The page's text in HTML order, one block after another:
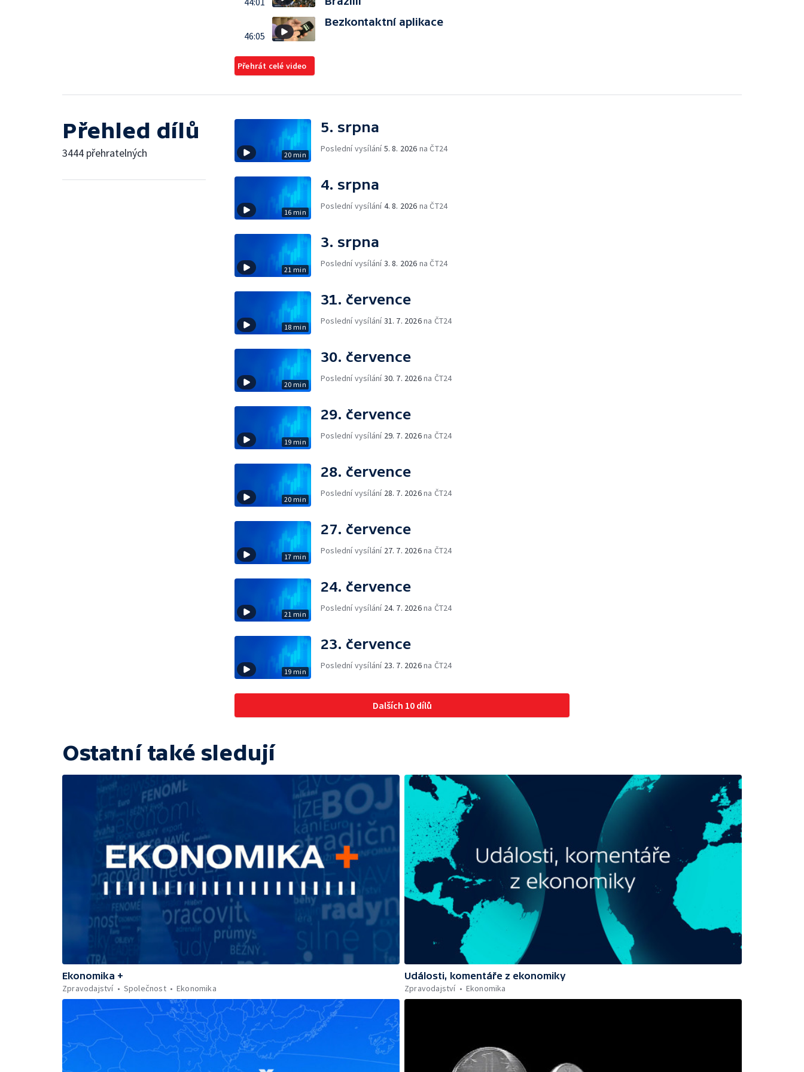
46:05
Bezkontaktní aplikace
Přehrát celé video
Přehled dílů
3444 přehratelných 20 min
5. srpna
Poslední vysílání5. 8. 2026 na ČT24
16 min
4. srpna
Poslední vysílání4. 8. 2026 na ČT24
21 min
3. srpna
Poslední vysílání3. 8. 2026 na ČT24
18 min
31. července
Poslední vysílání31. 7. 2026na ČT24
20 min
30. července
Poslední vysílání30. 7. 2026na ČT24
19 min
29. července
Poslední vysílání 29. 7. 2026na ČT24
20 min
28. července
Poslední vysílání 28. 7. 2026na ČT24
17 min
27. července
Poslední vysílání 27. 7. 2026na ČT24
21 min
24. července
Poslední vysílání 24. 7. 2026na ČT24
19 min
23. července
Poslední vysílání 23. 7. 2026na ČT24
Dalších 10 dílů
Ostatní také sledují
Ekonomika +
Zpravodajství
Společnost Ekonomika
Události, komentáře z ekonomiky
Zpravodajství
Ekonomika